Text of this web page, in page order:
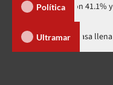
Política
con 41.1% y supera
Ultramar
celebra 15 años con una